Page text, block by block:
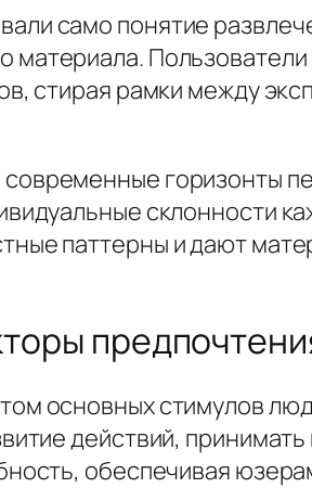
само понятие
Пользователи
стирая рамки между
горизонты
склонности
паттерны и дают
основных стимулов
действий,
обеспечивая